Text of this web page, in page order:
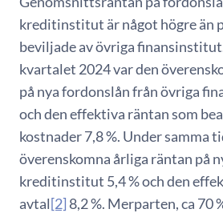
kreditinstitut är något högre än
beviljade av övriga
kvartalet 2024 var den
på nya fordonslån från övriga
och den effektiva räntan som
kostnader 7,8 %. Under samma
överenskomna årliga räntan på
kreditinstitut 5,4 % och den
avtal[2] 8,2 %. Merparten, ca 70